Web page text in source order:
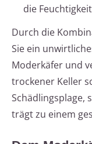
die
Durch die
Sie ein
Moderkäfer und
trockener Keller
Schädlingsplage,
trägt zu einem